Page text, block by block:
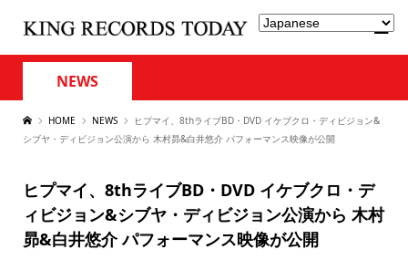
NEWS
HOME NEWS
ヒプマイ、8thライブBD・DVD イケブクロ・ディビジョン&
シブヤ・ディビジョン公演から 木村昴&白井悠介 パフォーマンス映像が公開
ヒプマイ、8thライブBD・DVD イケブクロ・デ
ィビジョン&シブヤ・ディビジョン公演から 木村
昴&白井悠介 パフォーマンス映像が公開